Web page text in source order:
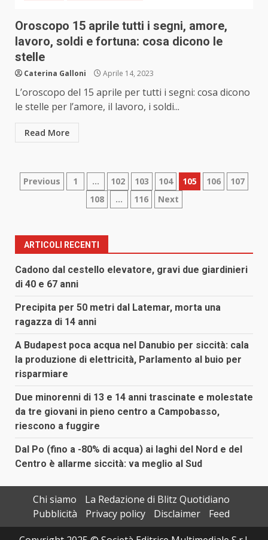
Oroscopo 15 aprile tutti i segni, amore,
lavoro, soldi e fortuna: cosa dicono le
stelle
Caterina Galloni Aprile 14, 2023
L’oroscopo del 15 aprile per tutti i segni: cosa dicono
le stelle per l’amore, il lavoro, i soldi...
Read More
Paginazione
articoli
Previous 1 … 102 103 104 105 106
107
108
… 116 Next
ARTICOLI RECENTI
Cadono dal cestello elevatore, gravi due giardinieri
di 40 e 67 anni
Precipita per 50 metri dal Latemar, morta una
ragazza di 14 anni
A Budapest poca acqua nel Danubio per siccità: cala
la produzione di elettricità, Parlamento al buio per
risparmiare
Due minorenni di 13 e 14 anni trascinate e molestate
da tre giovani in pieno centro a Campobasso,
riescono a fuggire
Dal Po (fino a -80% di acqua) ai laghi del Nord e del
Centro è allarme siccità: va meglio al Sud
Chi siamo
La Redazione di Blitz Quotidiano
Pubblicità
Privacy policy Disclaimer
Feed